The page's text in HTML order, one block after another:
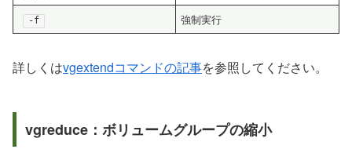
-f 強制実行
詳しくはvgextendコマンドの記事を参照してください。
vgreduce：ボリュームグループの縮小